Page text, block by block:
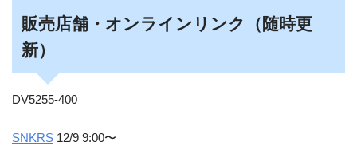
販売店舗・オンラインリンク（随時更
新）
DV5255-400
SNKRS 12/9 9:00〜